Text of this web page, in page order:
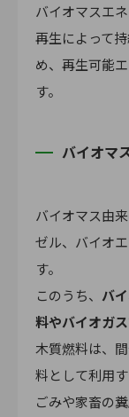
バイオマスエ
再生によって
め、再生可能
す。
バイオマ
バイオマス由
ゼル、バイオ
す。
このうち、 バ
料やバイオガス
木質燃料は、
料として利用
ごみや家畜の